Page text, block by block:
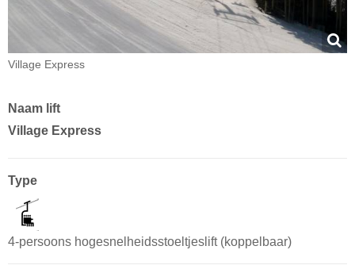
Village Express
Naam lift
Village Express
Type
4-persoons hogesnelheidsstoeltjeslift (koppelbaar)